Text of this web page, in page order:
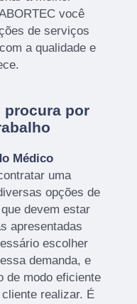
você
de serviços
a qualidade e
procura por
Médico
uma
opções de
devem estar
apresentadas
escolher
demanda, e
de modo eficiente
realizar. É